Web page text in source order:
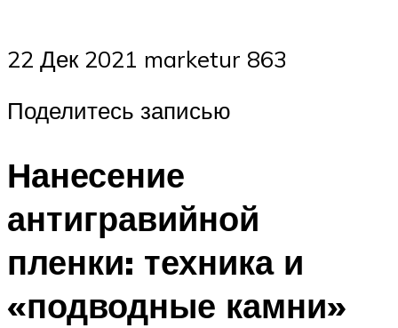
22 Дек 2021 marketur 863
Поделитесь записью
Нанесение
антигравийной
пленки: техника и
«подводные камни»